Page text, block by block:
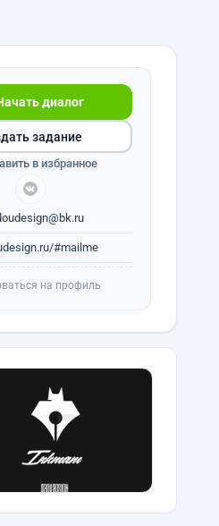
диалог
#mailme
задание
в избранное
на профиль